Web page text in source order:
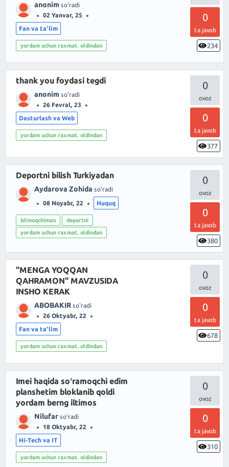
0
ta javob
234
anonim so'radi
02 Yanvar, 25
Fan va ta'lim
yordam uchun raxmat. oldindan
0
0
ta javob
377
thank you foydasi tegdi
anonim so'radi
26 Fevral, 23
Dasturlash va Web
yordam uchun raxmat. oldindan
0
0
ta javob
380
Deportni bilish Turkiyadan
Aydarova Zohida so'radi
08 Noyabr, 22 Huquq
bilmoqchiman
deportni
yordam uchun raxmat. oldindan
0
0
ta javob
678
"MENGA YOQQAN
QAHRAMON" MAVZUSIDA
INSHO KERAK
ABOBAKIR so'radi
26 Oktyabr, 22
Fan va ta'lim
yordam uchun raxmat. oldindan
0
0
ta javob
310
Imei haqida soʻramoqchi edim
planshetim bloklanib qoldi
yordam berng iltimos
Nilufar so'radi
18 Oktyabr, 22
Hi-Tech va IT
yordam uchun raxmat. oldindan